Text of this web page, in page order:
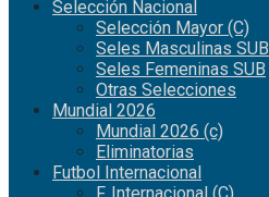
Selección Nacional
Selección Mayor (C)
Seles Masculinas SUB
Seles Femeninas SUB
Otras Selecciones
Mundial 2026
Mundial 2026 (c)
Eliminatorias
Futbol Internacional